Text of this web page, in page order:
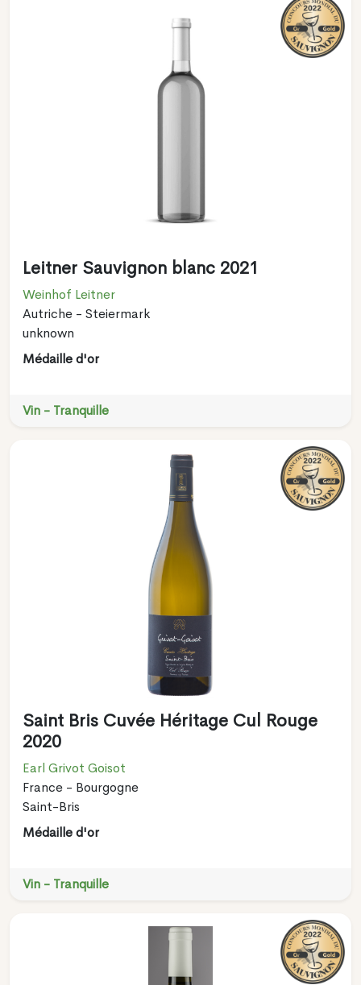
Leitner Sauvignon blanc 2021
Weinhof Leitner
Autriche - Steiermark
unknown
Médaille d'or
Vin - Tranquille
Saint Bris Cuvée Héritage Cul Rouge
2020
Earl Grivot Goisot
France - Bourgogne
Saint-Bris
Médaille d'or
Vin - Tranquille